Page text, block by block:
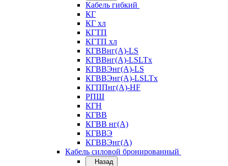
Кабель гибкий
КГ
КГ хл
КГТП
КГТП хл
КГВВнг(А)-LS
КГВВнг(А)-LSLTx
КГВВЭнг(А)-LS
КГВВЭнг(А)-LSLTx
КГППнг(А)-HF
РПШ
КГН
КГВВ
КГВВ нг(А)
КГВВЭ
КГВВЭнг(А)
Кабель силовой бронированный
Назад